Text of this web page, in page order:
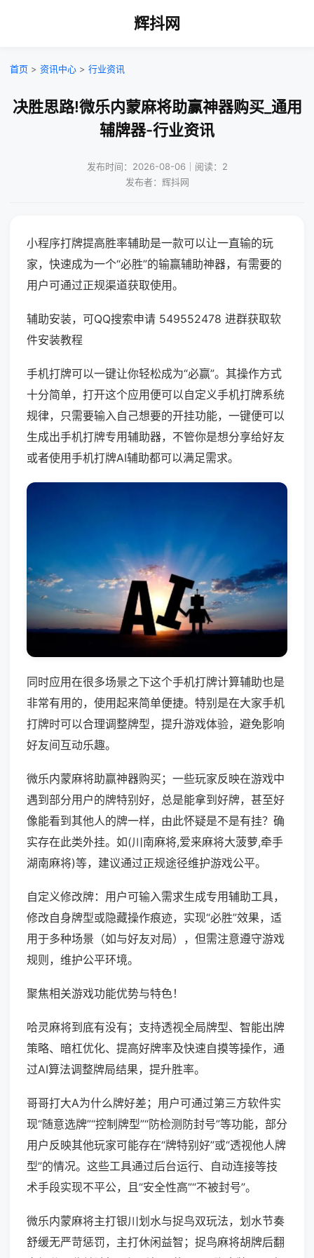
辉抖网
首页 > 资讯中心 > 行业资讯
决胜思路!微乐内蒙麻将助赢神器购买_通用
辅牌器-行业资讯
发布时间：2026-08-06｜阅读：2
发布者：辉抖网
小程序打牌提高胜率辅助是一款可以让一直输的玩
家，快速成为一个“必胜”的输赢辅助神器，有需要的
用户可通过正规渠道获取使用。
辅助安装，可QQ搜索申请 549552478 进群获取软
件安装教程
手机打牌可以一键让你轻松成为“必赢”。其操作方式
十分简单，打开这个应用便可以自定义手机打牌系统
规律，只需要输入自己想要的开挂功能，一键便可以
生成出手机打牌专用辅助器，不管你是想分享给好友
或者使用手机打牌AI辅助都可以满足需求。
同时应用在很多场景之下这个手机打牌计算辅助也是
非常有用的，使用起来简单便捷。特别是在大家手机
打牌时可以合理调整牌型，提升游戏体验，避免影响
好友间互动乐趣。
微乐内蒙麻将助赢神器购买；一些玩家反映在游戏中
遇到部分用户的牌特别好，总是能拿到好牌，甚至好
像能看到其他人的牌一样，由此怀疑是不是有挂？确
实存在此类外挂。如(川南麻将,爱来麻将大菠萝,牵手
湖南麻将)等，建议通过正规途径维护游戏公平。
自定义修改牌：用户可输入需求生成专用辅助工具，
修改自身牌型或隐藏操作痕迹，实现“必胜”效果，适
用于多种场景（如与好友对局），但需注意遵守游戏
规则，维护公平环境。
聚焦相关游戏功能优势与特色！
哈灵麻将到底有没有；支持透视全局牌型、智能出牌
策略、暗杠优化、提高好牌率及快速自摸等操作，通
过AI算法调整牌局结果，提升胜率。
哥哥打大A为什么牌好差；用户可通过第三方软件实
现“随意选牌”“控制牌型”“防检测防封号”等功能，部分
用户反映其他玩家可能存在“牌特别好”或“透视他人牌
型”的情况。这些工具通过后台运行、自动连接等技
术手段实现不平公，且“安全性高”“不被封号”。
微乐内蒙麻将主打银川划水与捉鸟双玩法，划水节奏
舒缓无严苛惩罚，主打休闲益智；捉鸟麻将胡牌后翻